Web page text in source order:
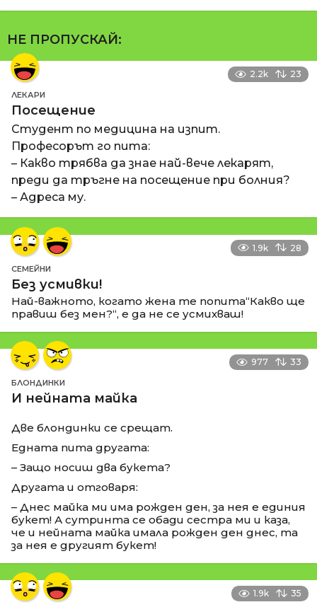
НЕ ПРОПУСКАЙ:
2.2k 23
ЛЕКАРИ
Посещение
Студент по медицина на изпит.
Професорът го пита:
– Какво трябва да знае най-вече лекарят,
преди да тръгне на посещение при болния?
– Адреса му.
1.9k 28
СЕМЕЙНИ
Без усмивки!
Най-важното, когато жена те попита“Какво ще
правиш без мен?“, е да не се усмихваш!
977 33
БЛОНДИНКИ
И нейната майка
Две блондинки се срещат.
Едната пита другата:
– Защо носиш два букета?
Другата и отговаря:
– Днес майка ми има рожден ден, за нея е единия
букет! А сутринта се обади сестра ми и каза,
че и нейната майка имала рожден ден днес, та
за нея е другият букет!
1.9k 35